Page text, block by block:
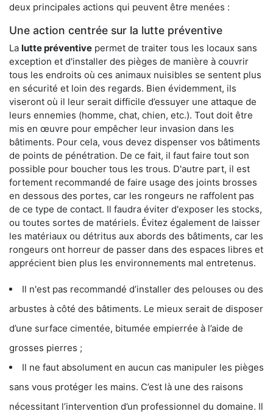
deux principales actions qui peuvent être menées :
Une action centrée sur la lutte préventive
La lutte préventive permet de traiter tous les locaux sans
exception et d'installer des pièges de manière à couvrir
tous les endroits où ces animaux nuisibles se sentent plus
en sécurité et loin des regards. Bien évidemment, ils
viseront où il leur serait difficile d’essuyer une attaque de
leurs ennemies (homme, chat, chien, etc.). Tout doit être
mis en œuvre pour empêcher leur invasion dans les
bâtiments. Pour cela, vous devez dispenser vos bâtiments
de points de pénétration. De ce fait, il faut faire tout son
possible pour boucher tous les trous. D'autre part, il est
fortement recommandé de faire usage des joints brosses
en dessous des portes, car les rongeurs ne raffolent pas
de ce type de contact. Il faudra éviter d'exposer les stocks,
ou toutes sortes de matériels. Évitez également de laisser
les matériaux ou détritus aux abords des bâtiments, car les
rongeurs ont horreur de passer dans des espaces libres et
apprécient bien plus les environnements mal entretenus.
Il n'est pas recommandé d’installer des pelouses ou des
arbustes à côté des bâtiments. Le mieux serait de disposer
d’une surface cimentée, bitumée empierrée à l’aide de
grosses pierres ;
Il ne faut absolument en aucun cas manipuler les pièges
sans vous protéger les mains. C’est là une des raisons
nécessitant l’intervention d’un professionnel du domaine. Il